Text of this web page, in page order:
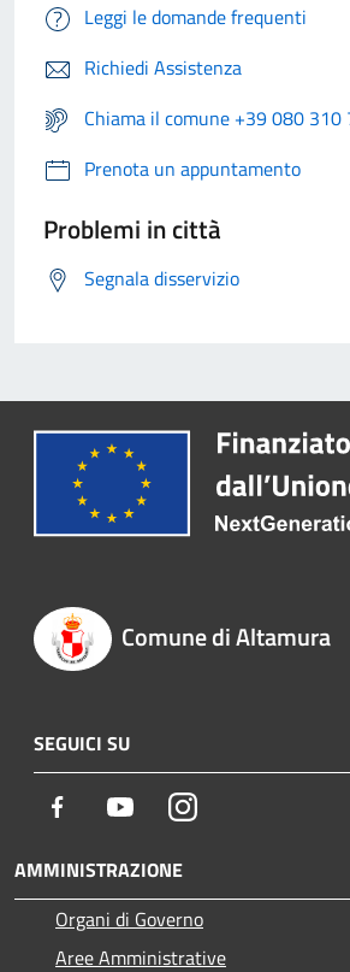
Leggi le domande frequenti
Richiedi Assistenza
Chiama il comune +39 080 310
Prenota un appuntamento
Problemi in città
Segnala disservizio
Comune di Altamura
SEGUICI SU
Facebook YoutubeInstagram
AMMINISTRAZIONE
Organi di Governo
Aree Amministrative